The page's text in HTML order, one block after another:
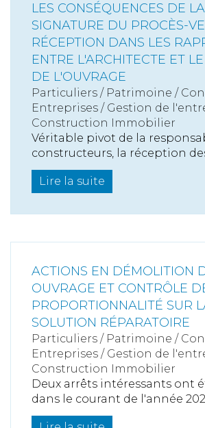
LES CONSÉQUENCES DE LA
SIGNATURE DU PROCÈS-
RÉCEPTION DANS LES
ENTRE L'ARCHITECTE ET
DE L'OUVRAGE
Particuliers / Patrimoine /
Entreprises / Gestion de
Construction Immobilier
Véritable pivot de la
constructeurs, la réception
Lire la suite
ACTIONS EN DÉMOLITION
OUVRAGE ET CONTRÔLE
PROPORTIONNALITÉ SUR
SOLUTION RÉPARATOIRE
Particuliers / Patrimoine /
Entreprises / Gestion de
Construction Immobilier
Deux arrêts intéressants ont
dans le courant de l'année